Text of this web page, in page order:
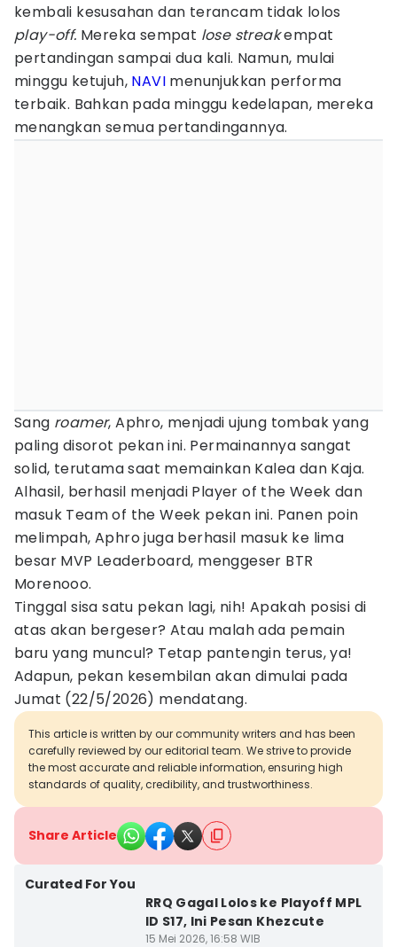
kembali kesusahan dan terancam tidak lolos
play-off. Mereka sempat lose streakempat
pertandingan sampai dua kali. Namun, mulai
minggu ketujuh, NAVI menunjukkan performa
terbaik. Bahkan pada minggu kedelapan, mereka
menangkan semua pertandingannya.
Sang roamer, Aphro, menjadi ujung tombak yang
paling disorot pekan ini. Permainannya sangat
solid, terutama saat memainkan Kalea dan Kaja.
Alhasil, berhasil menjadi Player of the Week dan
masuk Team of the Week pekan ini. Panen poin
melimpah, Aphro juga berhasil masuk ke lima
besar MVP Leaderboard, menggeser BTR
Morenooo.
Tinggal sisa satu pekan lagi, nih! Apakah posisi di
atas akan bergeser? Atau malah ada pemain
baru yang muncul? Tetap pantengin terus, ya!
Adapun, pekan kesembilan akan dimulai pada
Jumat (22/5/2026) mendatang.
This article is written by our community writers and has been
carefully reviewed by our editorial team. We strive to provide
the most accurate and reliable information, ensuring high
standards of quality, credibility, and trustworthiness.
Share Article
Curated For You
RRQ Gagal Lolos ke Playoff MPL
ID S17, Ini Pesan Khezcute
15 Mei 2026, 16:58 WIB